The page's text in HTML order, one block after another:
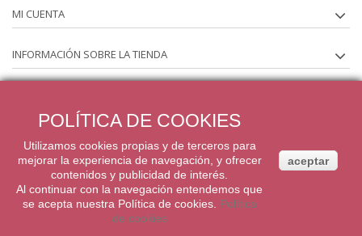
MI CUENTA
INFORMACIÓN SOBRE LA TIENDA
POLÍTICA DE COOKIES
Utilizamos cookies propias y de terceros para
mejorar la experiencia de navegación, y ofrecer
contenidos y publicidad de interés.
Al continuar con la navegación entendemos que
se acepta nuestra Política de cookies. Política
de cookies
aceptar
@ 2020 El Mon Dolç de Claudia